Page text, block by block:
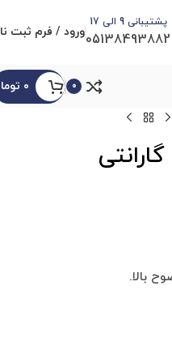
پشتیبانی 9 الی 17
05138493882ورود / فرم ثبت
0 ۰
بالا.